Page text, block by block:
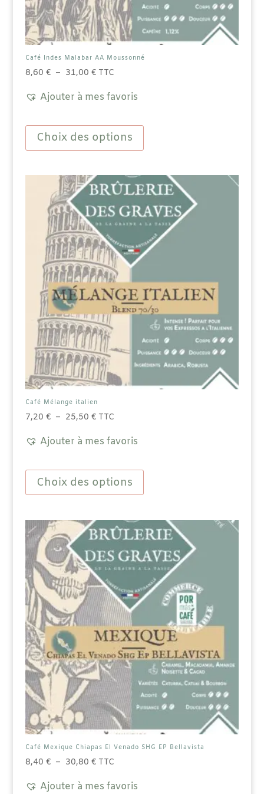
Café Indes Malabar AA Moussonné
8,60 € – 31,00 €Plage
prix :
à
31,00 €
TTC
Ajouter à mes favoris
Choix des options
produit
plusieurs
peuvent
choisies
sur
page
du
produit
Café Mélange italien
7,20 € – 25,50 €Plage
prix :
à
25,50 €
TTC
Ajouter à mes favoris
Choix des options
plusieurs
peuvent
choisies
sur
page
du
produit
Café Mexique Chiapas El Venado SHG EP Bellavista
8,40 € – 30,80 €Plage
prix :
TTC
Ajouter à mes favoris